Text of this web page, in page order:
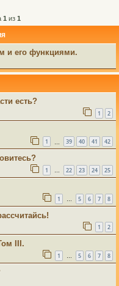
1 из 1
и его функциями.
есть?
1 2
1 39 40 41 42
1 … 22 23 24 25
1 … 5 6 7 8
1 2
III.
1 … 5 6 7 8